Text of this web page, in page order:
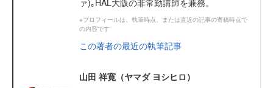
※プロフィールは、執筆時点、または直近の記事の寄稿時点で
の内容です
この著者の最近の執筆記事
山田 祥寛（ヤマダ ヨシヒロ）